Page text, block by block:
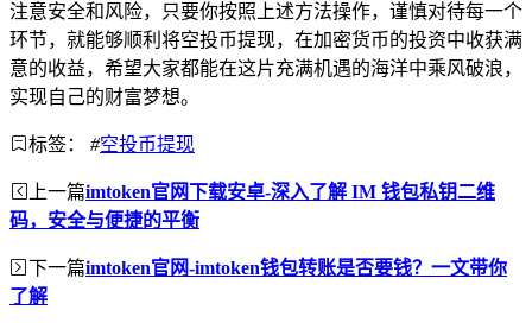
注意安全和风险，只要你按照上述方法操作，谨慎对待每一个
环节，就能够顺利将空投币提现，在加密货币的投资中收获满
意的收益，希望大家都能在这片充满机遇的海洋中乘风破浪，
实现自己的财富梦想。
标签： #空投币提现
上一篇imtoken官网下载安卓-深入了解 IM 钱包私钥二维
码，安全与便捷的平衡
下一篇imtoken官网-imtoken钱包转账是否要钱？一文带你
了解